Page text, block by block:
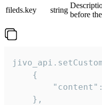
fileds.key
string
before
    {
    },